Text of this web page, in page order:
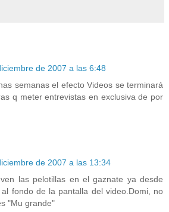
de 2007 a las 6:48
semanas el efecto Videos se terminará
q meter entrevistas en exclusiva de por
de 2007 a las 13:34
las pelotillas en el gaznate ya desde
fondo de la pantalla del video.Domi, no
"Mu grande"